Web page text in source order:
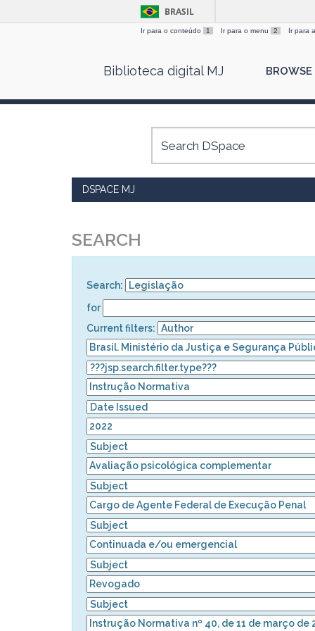
BRASIL
Ir para o conteúdo 1 Ir para o menu 2 Ir para
Biblioteca digital MJ BROWSE
DSPACE MJ
SEARCH
Search:
for
Current filters: